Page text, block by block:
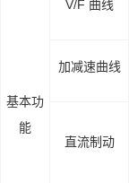
基本功
能
V/F 曲线
加减速曲线
直流制动